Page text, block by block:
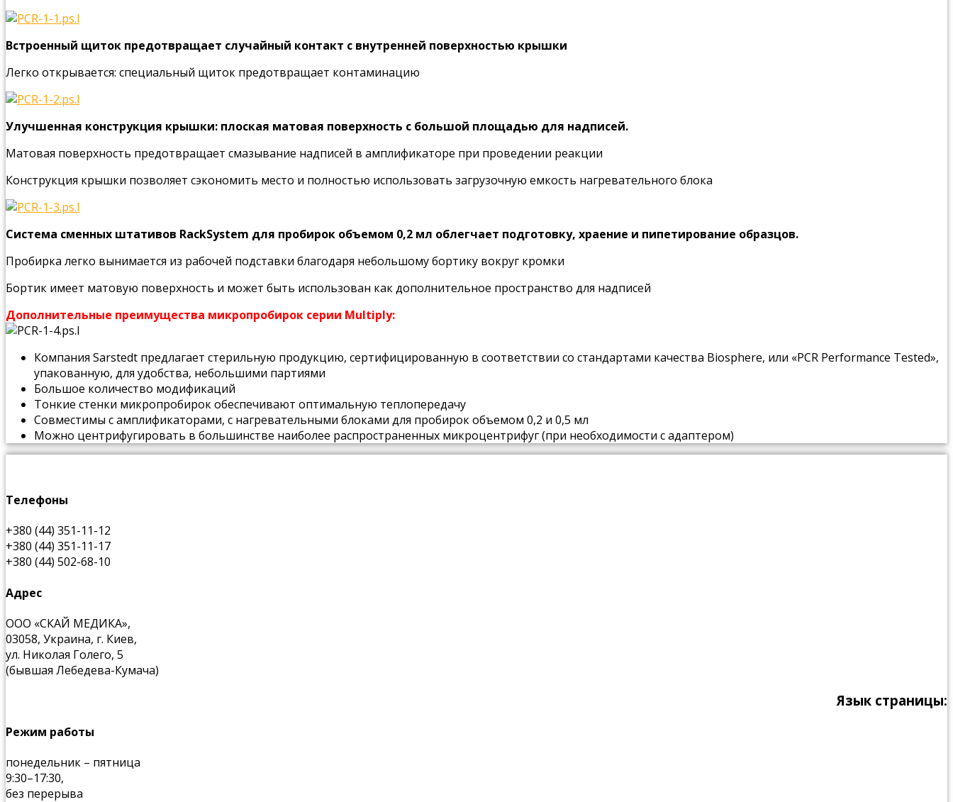
Встроенный щиток предотвращает случайный контакт с внутренней поверхностью крышки
Легко открывается: специальный щиток предотвращает контаминацию
Улучшенная конструкция крышки: плоская матовая поверхность с большой площадью для надписей.
Матовая поверхность предотвращает смазывание надписей в амплификаторе при проведении реакции
Конструкция крышки позволяет сэкономить место и полностью использовать загрузочную емкость нагревательного блока
Система сменных штативов RackSystem для пробирок объемом 0,2 мл облегчает подготовку, храение и пипетирование образцов.
Пробирка легко вынимается из рабочей подставки благодаря небольшому бортику вокруг кромки
Бортик имеет матовую поверхность и может быть использован как дополнительное пространство для надписей
Дополнительные преимущества микропробирок серии Multiply:
Компания Sarstedt предлагает стерильную продукцию, сертифицированную в соответствии со стандартами качества Biosphere, или «PCR Performance Tested»,
упакованную, для удобства, небольшими партиями
Большое количество модификаций
Тонкие стенки микропробирок обеспечивают оптимальную теплопередачу
Совместимы с амплификаторами, с нагревательными блоками для пробирок объемом 0,2 и 0,5 мл
Можно центрифугировать в большинстве наиболее распространенных микроцентрифуг (при необходимости с адаптером)
Телефоны
+380 (44) 351-11-12
+380 (44) 351-11-17
+380 (44) 502-68-10
Адрес
ООО «СКАЙ МЕДИКА»,
03058, Украина, г. Киев,
ул. Николая Голего, 5
(бывшая Лебедева-Кумача)
Язык страницы:
Режим работы
понедельник – пятница
9:30–17:30,
без перерыва